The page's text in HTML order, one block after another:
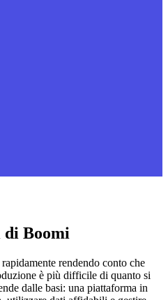
di Boomi
rendendo conto che
è più difficile di quanto si
dalle basi: una piattaforma in